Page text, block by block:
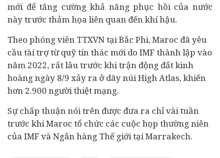
mới để tăng cường khả năng phục hồi của nước
này trước thảm họa liên quan đến khí hậu.
Theo phóng viên TTXVN tại Bắc Phi, Maroc đã yêu
cầu tài trợ từ quỹ tín thác mới do IMF thành lập vào
năm 2022, rất lâu trước khi trận động đất kinh
hoàng ngày 8/9 xảy ra ở dãy núi High Atlas, khiến
hơn 2.900 người thiệt mạng.
Sự chấp thuận nói trên được đưa ra chỉ vài tuần
trước khi Maroc tổ chức các cuộc họp thường niên
của IMF và Ngân hàng Thế giới tại Marrakech.